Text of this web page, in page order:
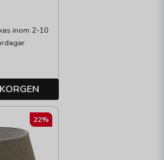
inom 2-10
22%